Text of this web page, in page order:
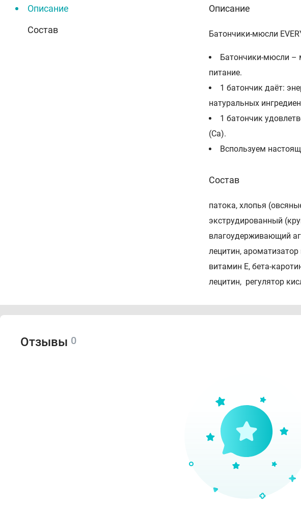
Описание
Состав
Описание
Батончики-мюсли
Батончики-мюсли –
питание.
1 батончик даёт:
натуральных
1 батончик
(Са).
Bспользуем
Состав
патока, хлопья
экструдированный
влагоудерживающий
лецитин,
витамин Е, бета-
лецитин, регулятор
Отзывы 0